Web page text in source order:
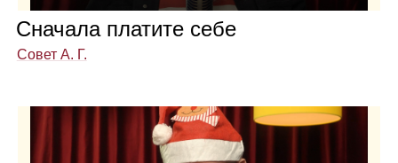
Сна­чала пла­тите себе
Совет А. Г.